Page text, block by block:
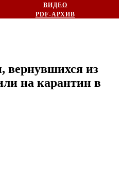
ВИДЕО
PDF-АРХИВ
вернувшихся из
на карантин в